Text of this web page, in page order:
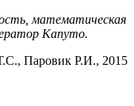
математическая
Капуто.
Паровик Р.И., 2015